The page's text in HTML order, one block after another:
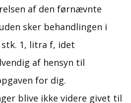
af den førnævnte
sker behandlingen i
1, litra f, idet
af hensyn til
for dig.
blive ikke videre givet til